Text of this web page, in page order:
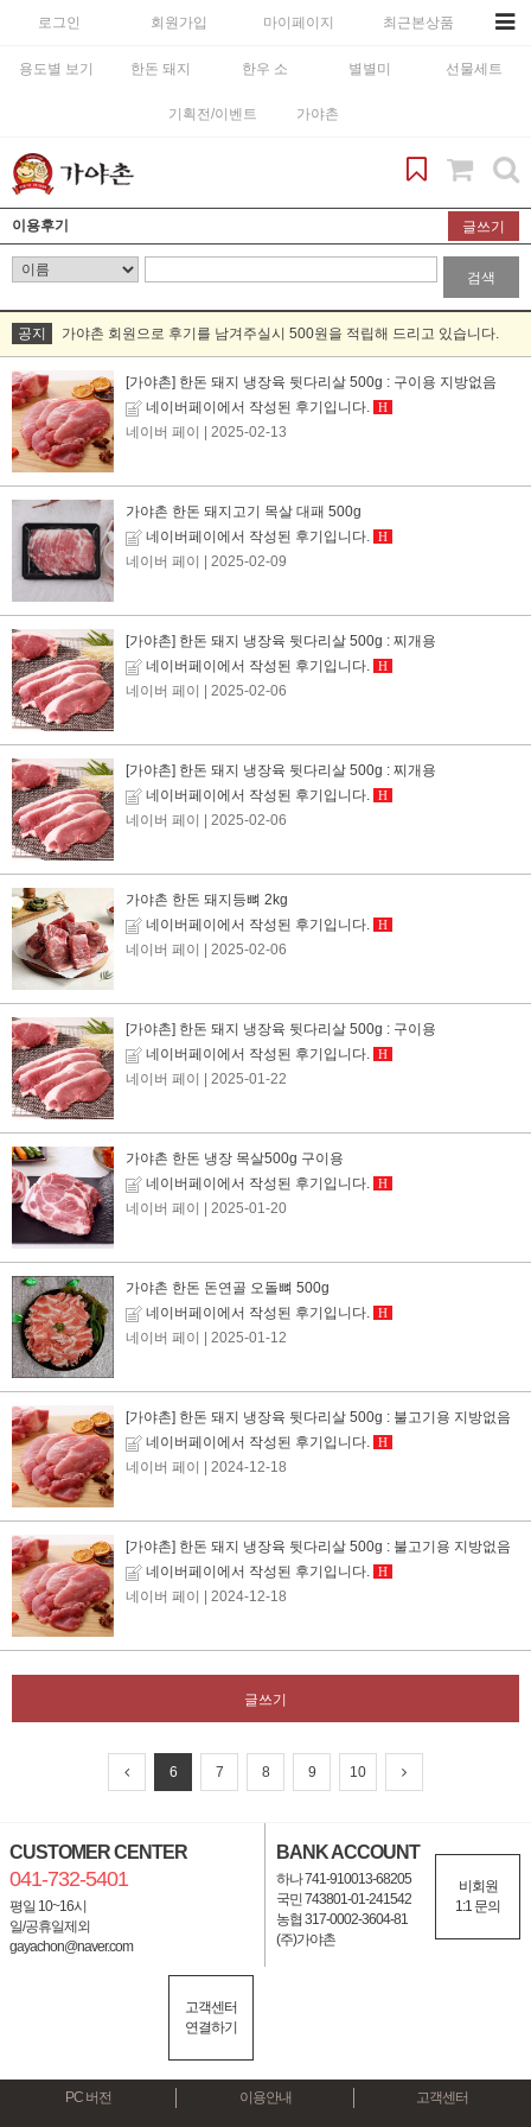
로그인 회원가입 마이페이지 최근본상품
용도별 보기 한돈 돼지 한우 소 별별미 선물세트
기획전/이벤트 가야촌
이용후기 글쓰기
검색
공지 가야촌 회원으로 후기를 남겨주실시 500원을 적립해 드리고 있습니다.
[가야촌] 한돈 돼지 냉장육 뒷다리살 500g : 구이용 지방없음
네이버페이에서 작성된 후기입니다. H
네이버 페이 | 2025-02-13
가야촌 한돈 돼지고기 목살 대패 500g
네이버페이에서 작성된 후기입니다. H
네이버 페이 | 2025-02-09
[가야촌] 한돈 돼지 냉장육 뒷다리살 500g : 찌개용
네이버페이에서 작성된 후기입니다. H
네이버 페이 | 2025-02-06
[가야촌] 한돈 돼지 냉장육 뒷다리살 500g : 찌개용
네이버페이에서 작성된 후기입니다. H
네이버 페이 | 2025-02-06
가야촌 한돈 돼지등뼈 2kg
네이버페이에서 작성된 후기입니다. H
네이버 페이 | 2025-02-06
[가야촌] 한돈 돼지 냉장육 뒷다리살 500g : 구이용
네이버페이에서 작성된 후기입니다. H
네이버 페이 | 2025-01-22
가야촌 한돈 냉장 목살500g 구이용
네이버페이에서 작성된 후기입니다. H
네이버 페이 | 2025-01-20
가야촌 한돈 돈연골 오돌뼈 500g
네이버페이에서 작성된 후기입니다. H
네이버 페이 | 2025-01-12
[가야촌] 한돈 돼지 냉장육 뒷다리살 500g : 불고기용 지방없음
네이버페이에서 작성된 후기입니다. H
네이버 페이 | 2024-12-18
[가야촌] 한돈 돼지 냉장육 뒷다리살 500g : 불고기용 지방없음
네이버페이에서 작성된 후기입니다. H
네이버 페이 | 2024-12-18
글쓰기
6 7 8 9 10
CUSTOMER CENTER
041-732-5401
평일 10~16시
일/공휴일제외
gayachon@naver.com
고객센터
연결하기
BANK ACCOUNT
하나 741-910013-68205
국민 743801-01-241542
농협 317-0002-3604-81
(주)가야촌
비회원
1:1 문의
PC 버전 이용안내 고객센터